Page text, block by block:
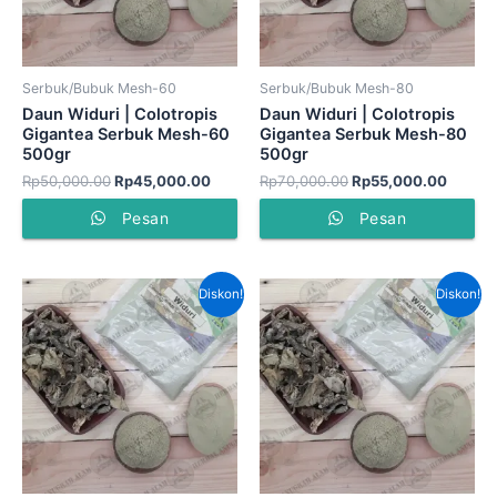
Serbuk/Bubuk Mesh-60
Daun Widuri | Colotropis
Gigantea Serbuk Mesh-60
500gr
Rp50,000.00Rp45,000.00
Pesan
Serbuk/Bubuk Mesh-80
Daun Widuri | Colotropis
Gigantea Serbuk Mesh-80
500gr
Rp70,000.00Rp55,000.00
Pesan
Diskon!
Harga
aslinya
adalah:
Rp100,000.00.
Harga
saat
ini
adalah:
Rp70,000.00.
Diskon!
Harga
aslinya
adalah:
Rp80,000.00.
Harga
saat
ini